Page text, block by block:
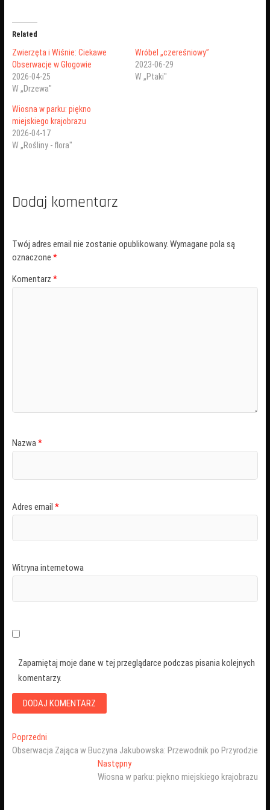
Related
Zwierzęta i Wiśnie: Ciekawe
Obserwacje w Głogowie
2026-04-25
W „Drzewa"
Wróbel „czereśniowy”
2023-06-29
W „Ptaki"
Wiosna w parku: piękno
miejskiego krajobrazu
2026-04-17
W „Rośliny - flora"
Dodaj komentarz
Twój adres email nie zostanie opublikowany. Wymagane pola są
oznaczone *
Komentarz *
Nazwa*
Adres email *
Witryna internetowa
Zapamiętaj moje dane w tej przeglądarce podczas pisania kolejnych
komentarzy.
Nawigacja
wpisu
PoprzedniPoprzedni
wpis:
Obserwacja Zająca w Buczyna Jakubowska: Przewodnik po Przyrodzie
NastępnyNastępny
wpis:
Wiosna w parku: piękno miejskiego krajobrazu